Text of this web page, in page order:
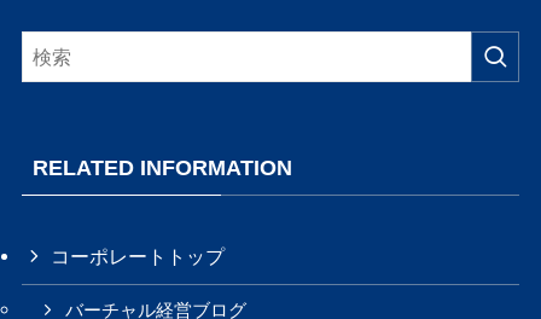
RELATED INFORMATION
コーポレートトップ
バーチャル経営ブログ